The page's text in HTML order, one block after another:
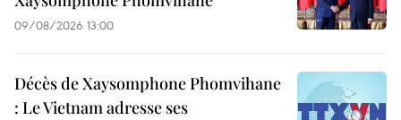
09/08/2026 13:00
Décès de Xaysomphone Phomvihane
: Le Vietnam adresse ses